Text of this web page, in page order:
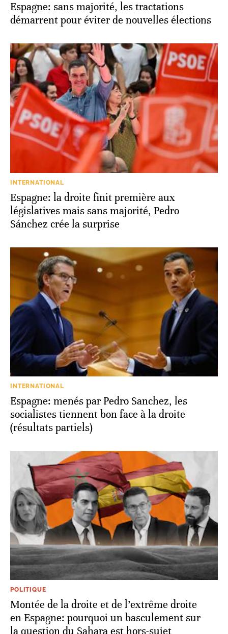
Espagne: sans majorité, les tractations
démarrent pour éviter de nouvelles élections
INTERNATIONAL
Espagne: la droite finit première aux
législatives mais sans majorité, Pedro
Sánchez crée la surprise
INTERNATIONAL
Espagne: menés par Pedro Sanchez, les
socialistes tiennent bon face à la droite
(résultats partiels)
POLITIQUE
Montée de la droite et de l’extrême droite
en Espagne: pourquoi un basculement sur
la question du Sahara est hors-sujet